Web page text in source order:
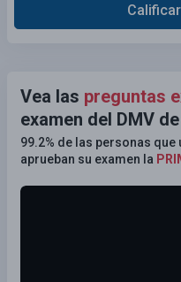
Vea las preguntas
examen del DMV
99.2% de las personas
aprueban su examen la